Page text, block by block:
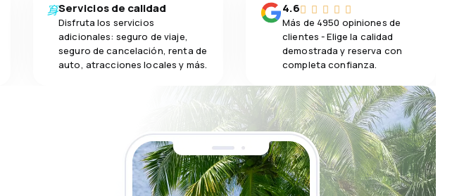
Servicios de calidad
Disfruta los servicios
adicionales: seguro de viaje,
seguro de cancelación, renta de
auto, atracciones locales y más.
4.6
Más de 4950 opiniones de
clientes - Elige la calidad
demostrada y reserva con
completa confianza.